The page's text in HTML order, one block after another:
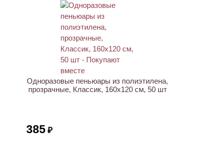
Одноразовые пеньюары из полиэтилена,
прозрачные, Классик, 160х120 см, 50 шт
385 ₽